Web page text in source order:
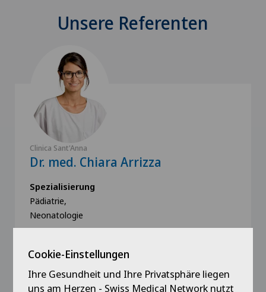
Unsere Referenten
Clinica Sant'Anna
Dr. med. Chiara Arrizza
Spezialisierung
Pädiatrie,
Neonatologie
Profil ansehen
Cookie-Einstellungen
Ihre Gesundheit und Ihre Privatsphäre liegen
uns am Herzen - Swiss Medical Network nutzt